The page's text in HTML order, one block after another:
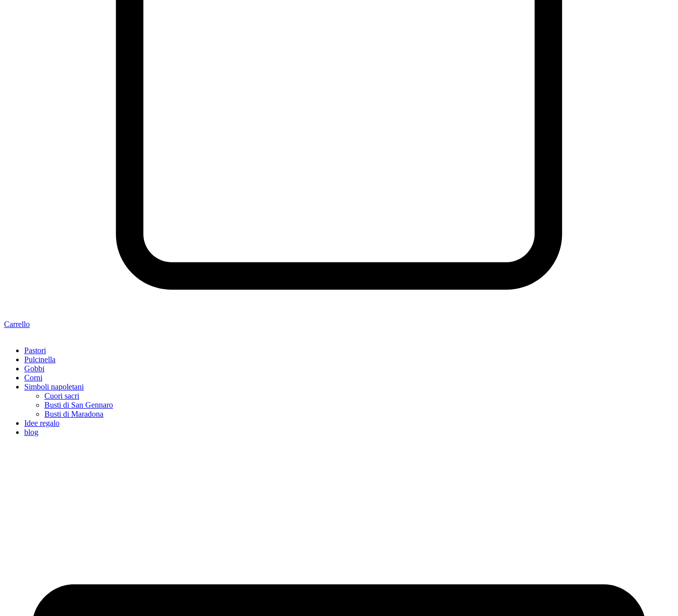
Carrello
Pastori
Pulcinella
Gobbi
Corni
Simboli napoletani
Cuori sacri
Busti di San Gennaro
Busti di Maradona
Idee regalo
blog